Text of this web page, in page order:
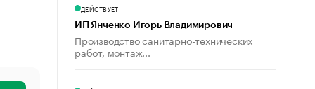
ДЕЙСТВУЕТ
ИП Янченко Игорь Владимирович
Производство санитарно-технических
работ, монтаж...